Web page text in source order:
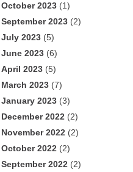
October 2023 (1)
September 2023 (2)
July 2023 (5)
June 2023 (6)
April 2023 (5)
March 2023 (7)
January 2023 (3)
December 2022 (2)
November 2022 (2)
October 2022 (2)
September 2022 (2)